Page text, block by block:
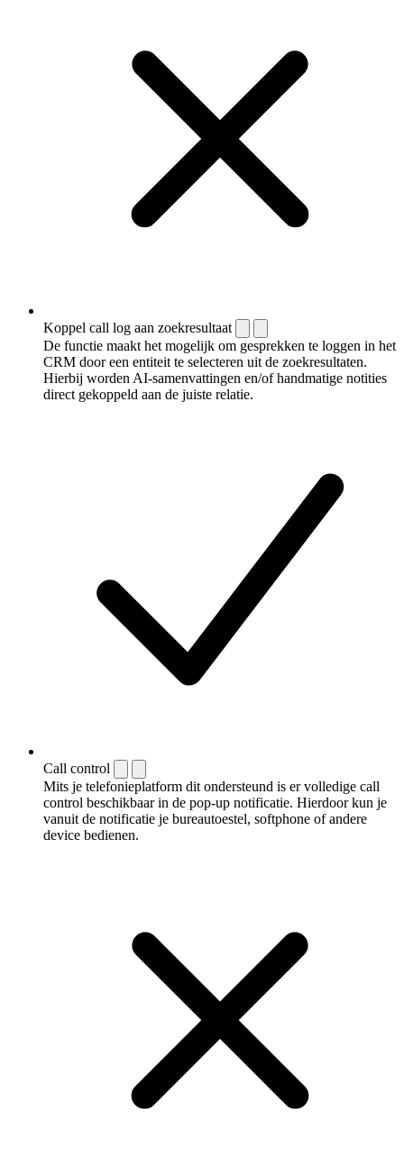
Koppel call log aan zoekresultaat
De functie maakt het mogelijk om gesprekken te loggen in het
CRM door een entiteit te selecteren uit de zoekresultaten.
Hierbij worden AI-samenvattingen en/of handmatige notities
direct gekoppeld aan de juiste relatie.
Call control
Mits je telefonieplatform dit ondersteund is er volledige call
control beschikbaar in de pop-up notificatie. Hierdoor kun je
vanuit de notificatie je bureautoestel, softphone of andere
device bedienen.